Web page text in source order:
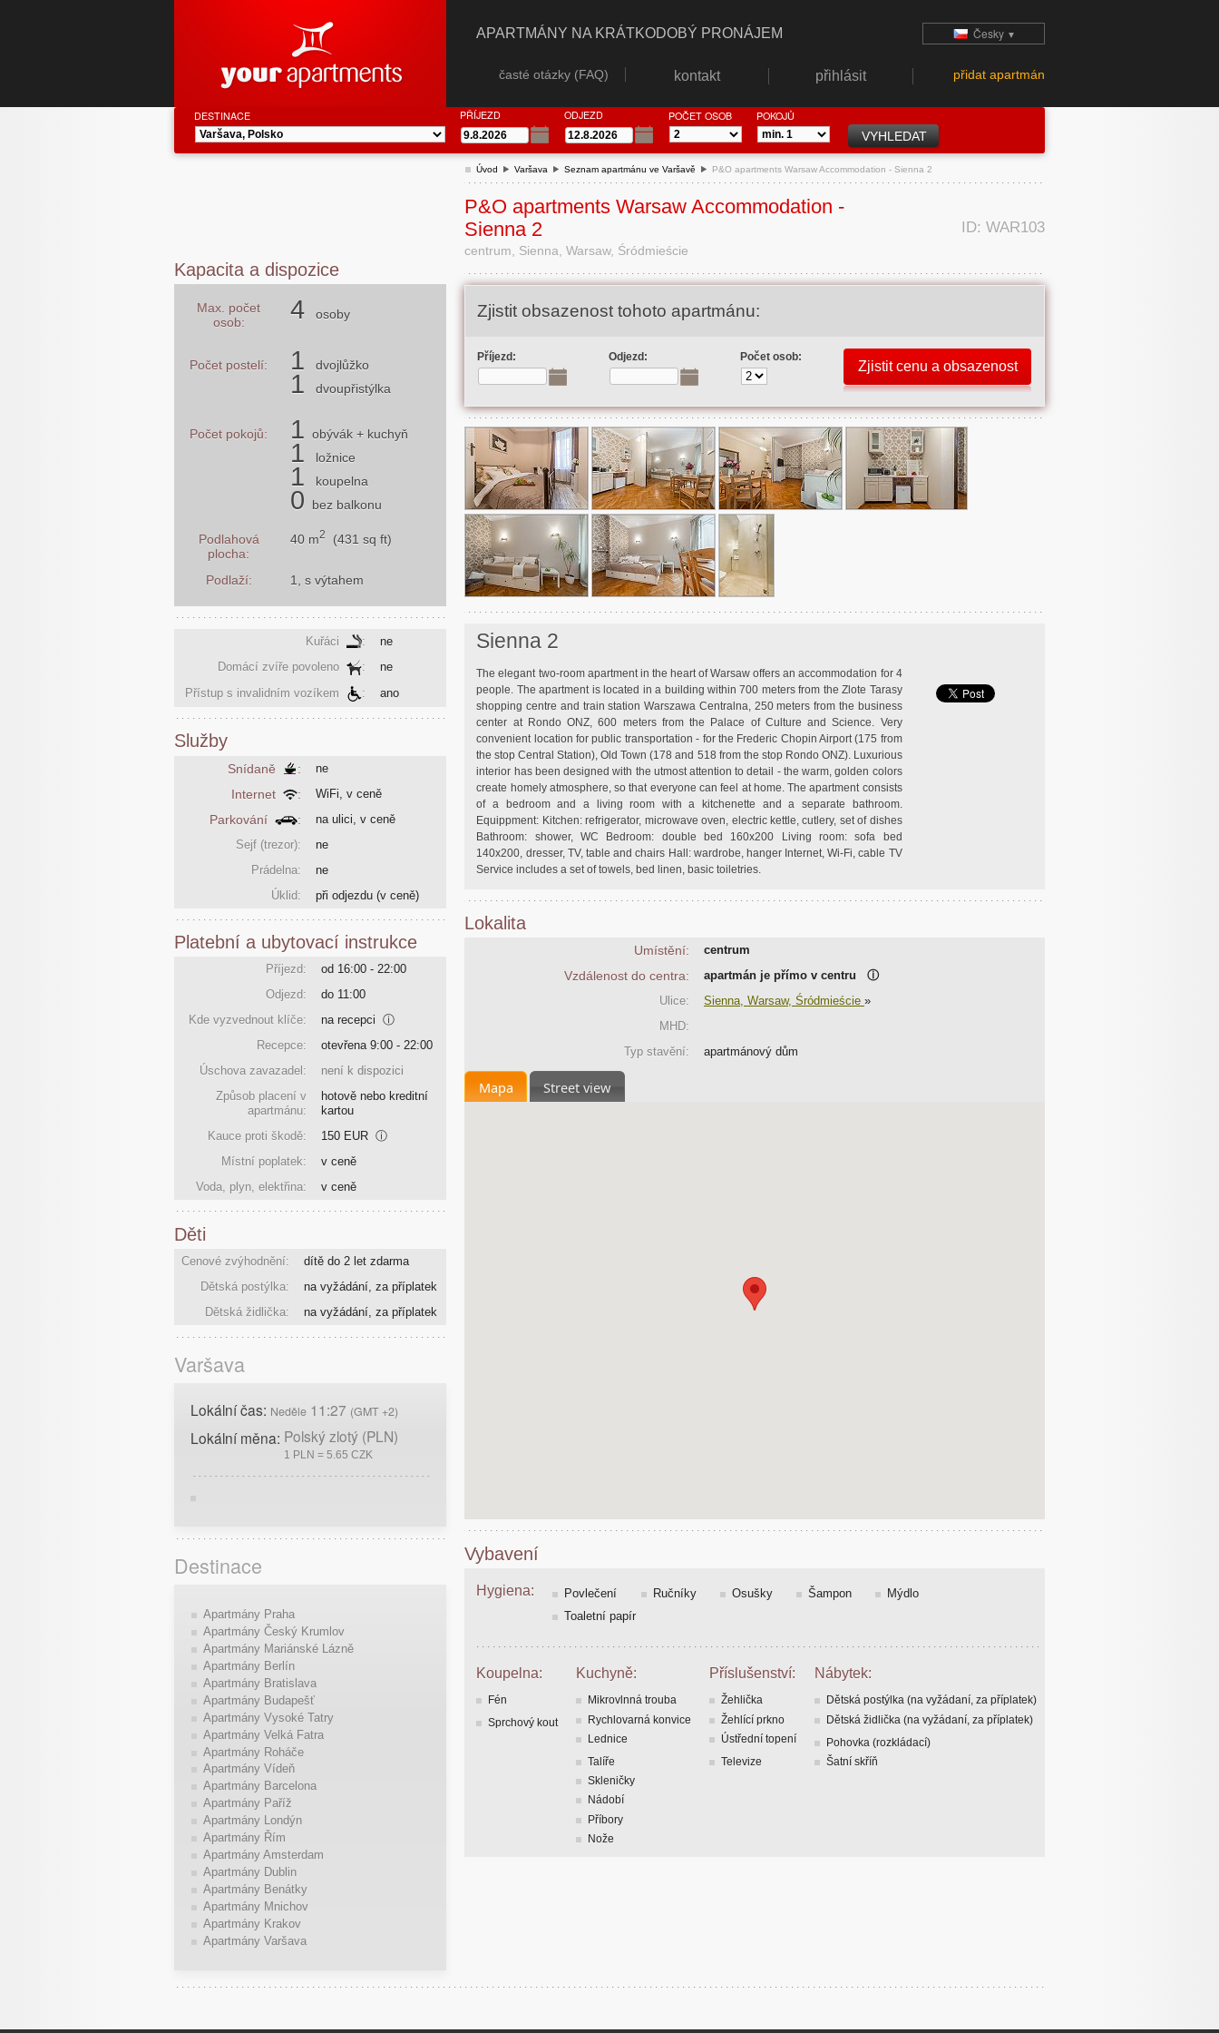
APARTMÁNY NA KRÁTKODOBÝ PRONÁJEM Česky ▼
časté otázky (FAQ) kontakt přihlásit přidat apartmán
DESTINACE PŘÍJEZD ODJEZD POČET OSOB POKOJŮ
Úvod Varšava Seznam apartmánu ve Varšavě P&O apartments Warsaw Accommodation - Sienna 2
P&O apartments Warsaw Accommodation -
Sienna 2
centrum, Sienna, Warsaw, Śródmieście
ID: WAR103
Zjistit obsazenost tohoto apartmánu:
Příjezd: Odjezd: Počet osob:
Sienna 2
The elegant two-room apartment in the heart of Warsaw offers an accommodation for 4
people. The apartment is located in a building within 700 meters from the Zlote Tarasy
shopping centre and train station Warszawa Centralna, 250 meters from the business
center at Rondo ONZ, 600 meters from the Palace of Culture and Science. Very
convenient location for public transportation - for the Frederic Chopin Airport (175 from
the stop Central Station), Old Town (178 and 518 from the stop Rondo ONZ). Luxurious
interior has been designed with the utmost attention to detail - the warm, golden colors
create homely atmosphere, so that everyone can feel at home. The apartment consists
of a bedroom and a living room with a kitchenette and a separate bathroom.
Equippment: Kitchen: refrigerator, microwave oven, electric kettle, cutlery, set of dishes
Bathroom: shower, WC Bedroom: double bed 160x200 Living room: sofa bed
140x200, dresser, TV, table and chairs Hall: wardrobe, hanger Internet, Wi-Fi, cable TV
Service includes a set of towels, bed linen, basic toiletries.
Lokalita
Umístění: centrum
Vzdálenost do centra: apartmán je přímo v centru ⓘ
Ulice:
Sienna, Warsaw, Śródmieście »
MHD:
Typ stavění:
apartmánový dům
Mapa Street view
Vybavení
Hygiena: Povlečení Ručníky Osušky Šampon
Mýdlo
Toaletní papír
Koupelna: Kuchyně: Příslušenství: Nábytek:
Fén
Sprchový kout
Mikrovlnná trouba
Rychlovarná konvice
Lednice
Talíře
Skleničky
Nádobí
Příbory
Nože
Žehlička
Žehlící prkno
Ústřední topení
Televize
Dětská postýlka (na vyžádaní, za příplatek)
Dětská židlička (na vyžádaní, za příplatek)
Pohovka (rozkládací)
Šatní skříň
Kapacita a dispozice
Max. počet
osob:
4 osoby
Počet postelí: 1 dvojlůžko
1 dvoupřistýlka
Počet pokojů: 1 obývák + kuchyň
1 ložnice
1 koupelna
0 bez balkonu
Podlahová
plocha:
40 m2 (431 sq ft)
Podlaží: 1, s výtahem
Kuřáci :
ne
Domácí zvíře povoleno
:
ne
Přístup s invalidním vozíkem
: ano
Služby
Snídaně : ne
Internet : WiFi, v ceně
Parkování :
na ulici, v ceně
Sejf (trezor):
ne
Prádelna:
ne
Úklid:
při odjezdu (v ceně)
Platební a ubytovací instrukce
Příjezd:
od 16:00 - 22:00
Odjezd:
do 11:00
Kde vyzvednout klíče:
na recepci ⓘ
Recepce:
otevřena 9:00 - 22:00
Úschova zavazadel:
není k dispozici
Způsob placení v
apartmánu:
hotově nebo kreditní
kartou
Kauce proti škodě:
150 EUR ⓘ
Místní poplatek:
v ceně
Voda, plyn, elektřina:
v ceně
Děti
Cenové zvýhodnění:
dítě do 2 let zdarma
Dětská postýlka:
na vyžádání, za příplatek
Dětská židlička:
na vyžádání, za příplatek
Varšava
Lokální čas: Neděle 11:27 (GMT +2)
Lokální měna: Polský zlotý (PLN)
1 PLN = 5.65 CZK
Destinace
Apartmány Praha
Apartmány Český Krumlov
Apartmány Mariánské Lázně
Apartmány Berlín
Apartmány Bratislava
Apartmány Budapešť
Apartmány Vysoké Tatry
Apartmány Velká Fatra
Apartmány Roháče
Apartmány Vídeň
Apartmány Barcelona
Apartmány Paříž
Apartmány Londýn
Apartmány Řím
Apartmány Amsterdam
Apartmány Dublin
Apartmány Benátky
Apartmány Mnichov
Apartmány Krakov
Apartmány Varšava